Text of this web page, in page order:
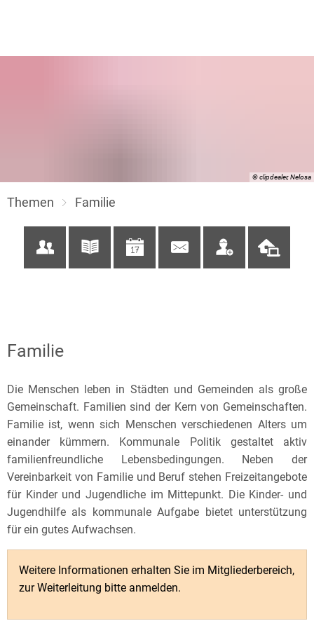
© clipdealer, Nelosa
Themen Familie
Familie
Familie
Die Menschen leben in Städten und Gemeinden als große
Gemeinschaft. Familien sind der Kern von Gemeinschaften.
Familie ist, wenn sich Menschen verschiedenen Alters um
einander kümmern. Kommunale Politik gestaltet aktiv
familienfreundliche Lebensbedingungen. Neben der
Vereinbarkeit von Familie und Beruf stehen Freizeitangebote
für Kinder und Jugendliche im Mittepunkt. Die Kinder- und
Jugendhilfe als kommunale Aufgabe bietet unterstützung
für ein gutes Aufwachsen.
Weitere Informationen erhalten Sie im Mitgliederbereich,
zur Weiterleitung bitte anmelden.